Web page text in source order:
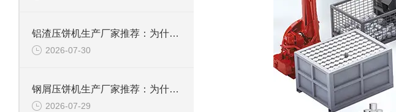
铝渣压饼机生产厂家推荐：为什么恩派特是值得信赖的选择？
2026-07-30
钢屑压饼机生产厂家推荐：为什么恩派特是您值得信赖的选择？
2026-07-29